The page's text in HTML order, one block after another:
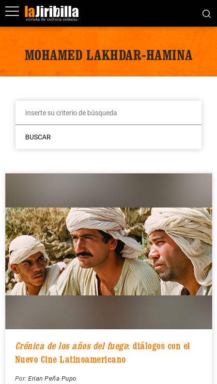
MOHAMED LAKHDAR-HAMINA
BUSCAR
Crónica de los años del fuego: diálogos con el
Nuevo Cine Latinoamericano
Por: Erian Peña Pupo